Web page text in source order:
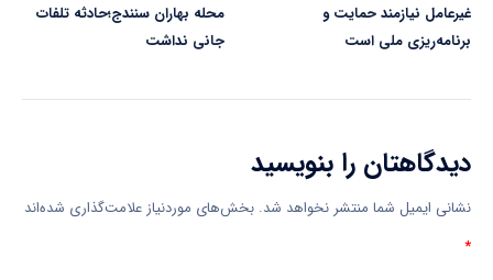
غیرعامل نیازمند حمایت و
برنامه‌ریزی ملی است
محله بهاران سنندج؛حادثه تلفات
جانی نداشت
دیدگاهتان را بنویسید
نشانی ایمیل شما منتشر نخواهد شد. بخش‌های موردنیاز علامت‌گذاری شده‌اند
*